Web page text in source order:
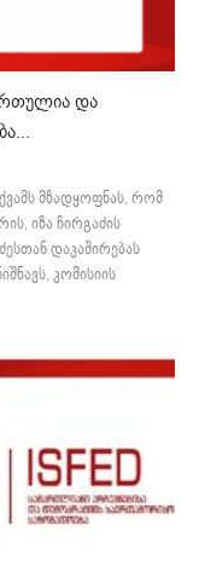
და
მზადყოფნას, რომ
იზა ჩირგაძის
დაკაშირებას
კომისიის